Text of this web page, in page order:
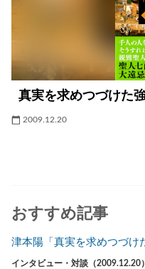
真実を求めつづけた
2009.12.20
おすすめ記事
津本陽「真実を求めつづけ
インタビュー・対談（2009.12.20）